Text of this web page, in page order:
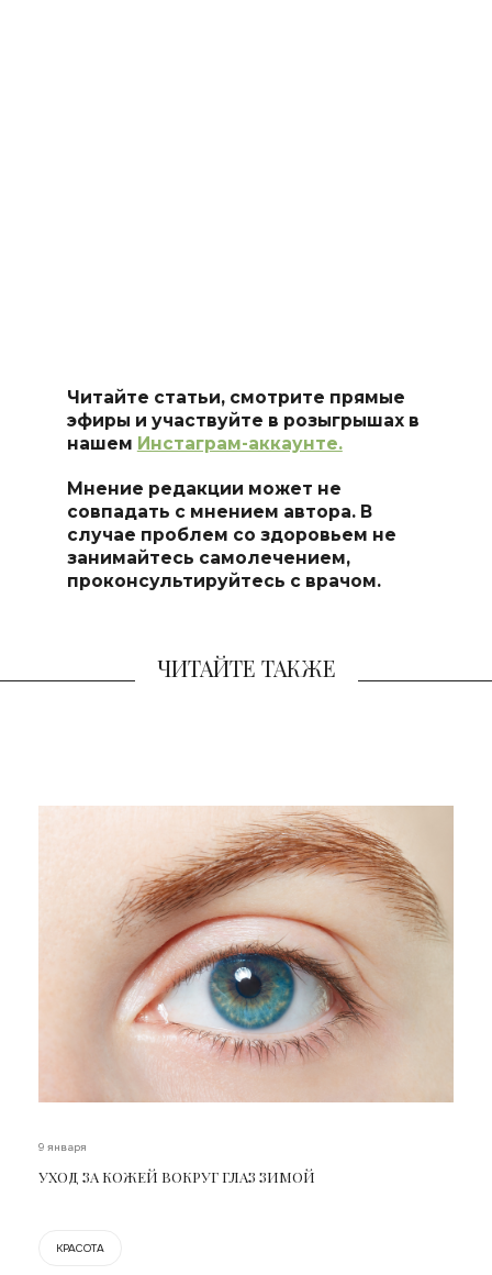
Читайте статьи, смотрите прямые
эфиры и участвуйте в розыгрышах в
нашем Инстаграм-аккаунте.
Мнение редакции может не
совпадать с мнением автора. В
случае проблем со здоровьем не
занимайтесь самолечением,
проконсультируйтесь с врачом.
ЧИТАЙТЕ ТАКЖЕ
9 января
УХОД ЗА КОЖЕЙ ВОКРУГ ГЛАЗ ЗИМОЙ
КРАСОТА